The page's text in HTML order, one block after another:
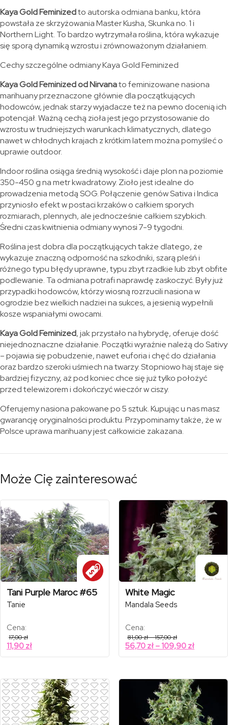
Kaya Gold Feminizedto autorska odmiana banku, która
powstała ze skrzyżowania Master Kusha, Skunka no. 1 i
Northern Light. To bardzo wytrzymała roślina, która wykazuje
się sporą dynamiką wzrostu i zrównoważonym działaniem.
Cechy szczególne odmiany Kaya Gold Feminized
Kaya Gold Feminized od Nirvanato feminizowane nasiona
marihuany przeznaczone głównie dla początkujących
hodowców, jednak starzy wyjadacze też na pewno docenią ich
potencjał. Ważną cechą zioła jest jego przystosowanie do
wzrostu w trudniejszych warunkach klimatycznych, dlatego
nawet w chłodnych krajach z krótkim latem można pomyśleć o
uprawie outdoor.
Indoor roślina osiąga średnią wysokość i daje plon na poziomie
350-450 g na metr kwadratowy. Zioło jest idealne do
prowadzenia metodą SOG. Połączenie genów Sativa i Indica
przyniosło efekt w postaci krzaków o całkiem sporych
rozmiarach, plennych, ale jednocześnie całkiem szybkich.
Średni czas kwitnienia odmiany wynosi 7-9 tygodni.
Roślina jest dobra dla początkujących także dlatego, że
wykazuje znaczną odporność na szkodniki, szarą pleśń i
różnego typu błędy uprawne, typu zbyt rzadkie lub zbyt obfite
podlewanie. Ta odmiana potrafi naprawdę zaskoczyć. Były już
przypadki hodowców, którzy wiosną rozrzucili nasiona w
ogrodzie bez wielkich nadziei na sukces, a jesienią wypełnili
kosze wspaniałymi owocami.
Kaya Gold Feminized, jak przystało na hybrydę, oferuje dość
niejednoznaczne działanie. Początki wyraźnie należą do Sativy
– pojawia się pobudzenie, nawet euforia i chęć do działania
oraz bardzo szeroki uśmiech na twarzy. Stopniowo haj staje się
bardziej fizyczny, aż pod koniec chce się już tylko położyć
przed telewizorem i dokończyć wieczór w ciszy.
Oferujemy nasiona pakowane po 5 sztuk. Kupując u nas masz
gwarancję oryginalności produktu. Przypominamy także, że w
Polsce uprawa marihuany jest całkowicie zakazana.
Może Cię zainteresować
Tani Purple Maroc #65
Tanie
Cena:
17,00zł
11,90 zł
White Magic
Mandala Seeds
Cena:
81,00zł–157,00złZakres
cen:
od
81,00 zł
56,70 zł – 109,90 złZakres
cen:
do
109,90 zł